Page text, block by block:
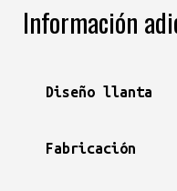
Información
Diseño llanta
Fabricación